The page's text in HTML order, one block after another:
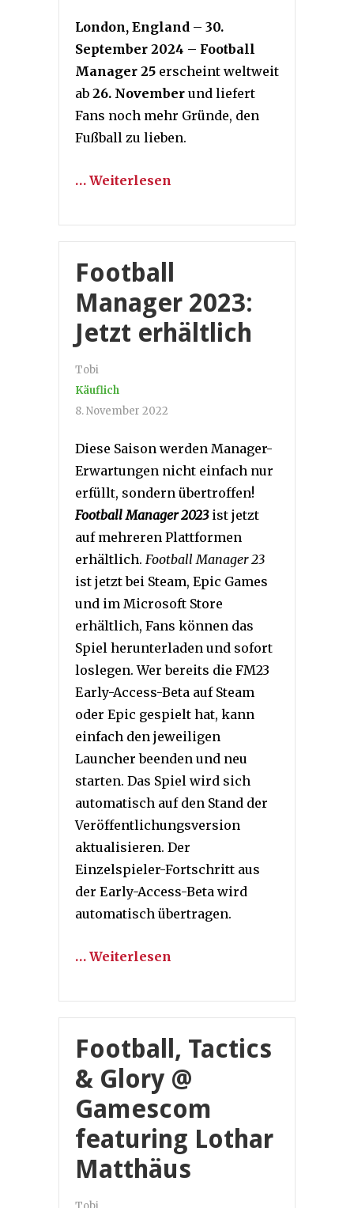
London, England – 30.
September 2024 – Football
Manager 25 erscheint weltweit
ab 26. November und liefert
Fans noch mehr Gründe, den
Fußball zu lieben.
… Weiterlesen
Football
Manager 2023:
Jetzt erhältlich
Tobi
Käuflich
8. November 2022
Diese Saison werden Manager-
Erwartungen nicht einfach nur
erfüllt, sondern übertroffen!
Football Manager 2023ist jetzt
auf mehreren Plattformen
erhältlich. Football Manager 23
ist jetzt bei Steam, Epic Games
und im Microsoft Store
erhältlich, Fans können das
Spiel herunterladen und sofort
loslegen. Wer bereits die FM23
Early-Access-Beta auf Steam
oder Epic gespielt hat, kann
einfach den jeweiligen
Launcher beenden und neu
starten. Das Spiel wird sich
automatisch auf den Stand der
Veröffentlichungsversion
aktualisieren. Der
Einzelspieler-Fortschritt aus
der Early-Access-Beta wird
automatisch übertragen.
… Weiterlesen
Football, Tactics
& Glory @
Gamescom
featuring Lothar
Matthäus